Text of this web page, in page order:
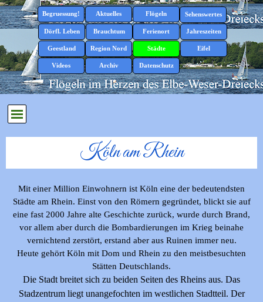
Direkt zum Seiteninhalt
Menü überspringen
Begruessung! Aktuelles ▼
Flögeln ▼
Sehenswertes ▼
Dörfl. Leben ▼
Brauchtum ▼
Ferienort ▼
Jahreszeiten
Geestland ▼
Region Nord ▼
Städte ▼
Eifel ▼
Videos Archiv ▼
Datenschutz
Köln am Rhein
Mit einer Million Einwohnern ist Köln eine der bedeutendsten
Städte am Rhein. Einst von den Römern gegründet, blickt sie auf
eine fast 2000 Jahre alte Geschichte zurück, wurde durch Brand,
vor allem aber durch die Bombardierungen im Krieg beinahe
vernichtend zerstört, erstand aber aus Ruinen immer neu.
Heute gehört Köln mit Dom und Rhein zu den meistbesuchten
Stätten Deutschlands.
Die Stadt breitet sich zu beiden Seiten des Rheins aus. Das
Stadzentrum liegt unangefochten im westlichen Stadtteil. Der